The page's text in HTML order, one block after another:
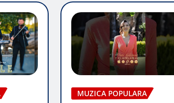
MUZICA POPULARA